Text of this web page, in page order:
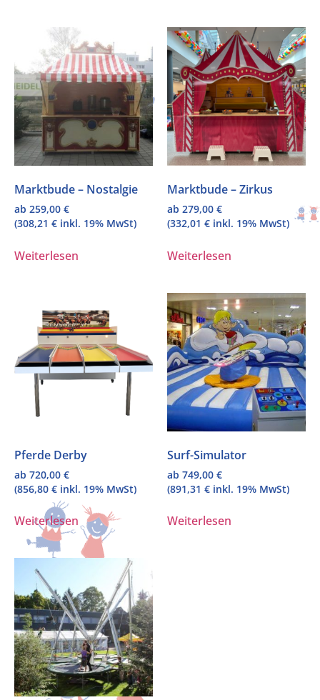
Marktbude – Nostalgie
ab 259,00 €
(308,21 € inkl. 19% MwSt)
Weiterlesen
Marktbude – Zirkus
ab 279,00 €
(332,01 € inkl. 19% MwSt)
Weiterlesen
Pferde Derby
ab 720,00 €
(856,80 € inkl. 19% MwSt)
Weiterlesen
Surf-Simulator
ab 749,00 €
(891,31 € inkl. 19% MwSt)
Weiterlesen